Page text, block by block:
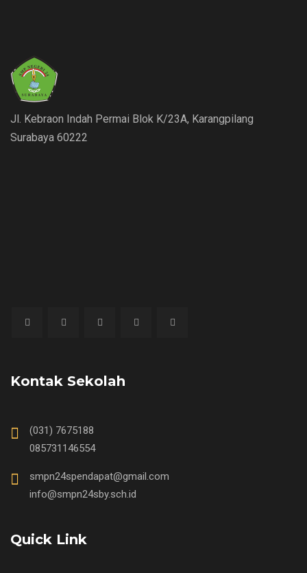
Jl. Kebraon Indah Permai Blok K/23A, Karangpilang
Surabaya 60222
Kontak Sekolah
(031) 7675188
085731146554
smpn24spendapat@gmail.com
info@smpn24sby.sch.id
Quick Link